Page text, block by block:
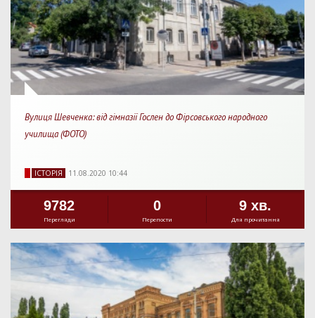
Вулиця Шевченка: від гімназії Гослен до Фірсовського народного
училища (ФОТО)
IСТОРIЯ 11.08.2020 10:44
9782
Перегляди
0
Перепости
9 хв.
Для прочитання